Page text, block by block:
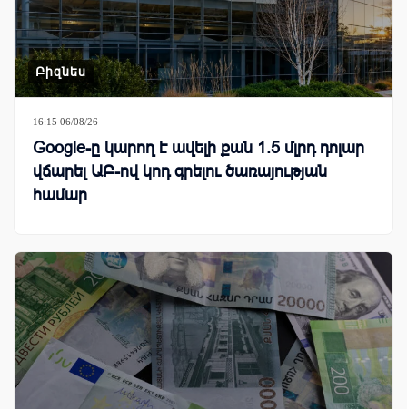
Բիզնես
16:15 06/08/26
Google-ը կարող է ավելի քան 1.5 մլրդ դոլար
վճարել ԱԲ-ով կոդ գրելու ծառայության
համար